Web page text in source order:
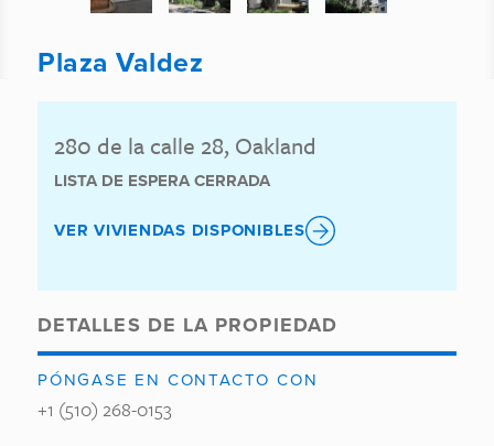
Plaza Valdez
280 de la calle 28, Oakland
LISTA DE ESPERA CERRADA
VER VIVIENDAS DISPONIBLES
DETALLES DE LA PROPIEDAD
PÓNGASE EN CONTACTO CON
+1 (510) 268-0153